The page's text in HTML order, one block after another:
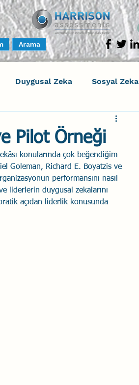
Arama
Duygusal Zeka Sosyal Zeka
Yaratıcı Drama
Eğitimi Liderlik
Pilot Örneği
konularında çok beğendiğim
Goleman, Richard E. Boyatzis ve
performansını nasıl
liderlerin duygusal zekalarını
açıdan liderlik konusunda